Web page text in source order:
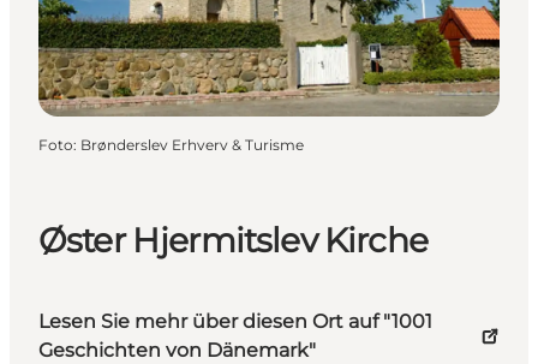
Øster Hjermitslev Kirche
Lesen Sie mehr über diesen Ort auf "1001
Geschichten von Dänemark"
Foto: Brønderslev Erhverv & Turisme